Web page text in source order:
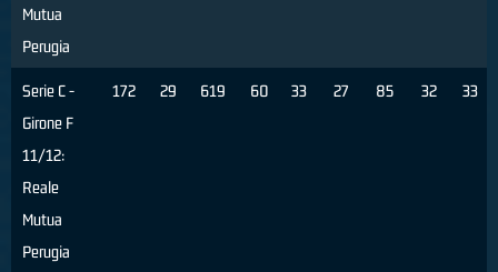
Mutua
Perugia
Serie C -
Girone F
11/12:
Reale
Mutua
Perugia
172 29 619 60 33 27 85 32 33